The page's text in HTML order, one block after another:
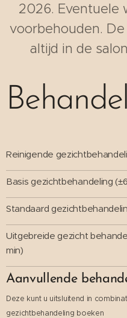
2026. Eventuele
voorbehouden.
altijd in de
Reinigende
Basis gezichtbehandeling
Standaard
Uitgebreide gezicht
min)
Aanvullende
Deze kunt u uitsluitend in
gezichtbehandeling boeken